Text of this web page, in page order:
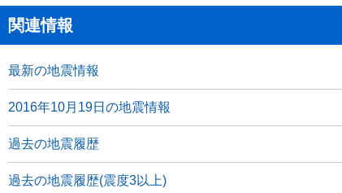
関連情報
最新の地震情報
2016年10月19日の地震情報
過去の地震履歴
過去の地震履歴(震度3以上)